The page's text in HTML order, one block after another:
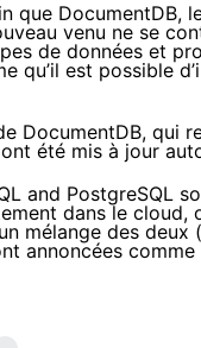
que DocumentDB,
venu ne se
de données et
qu’il est possible
DocumentDB, qui
été mis à jour
and PostgreSQL
dans le cloud,
mélange des
annoncées